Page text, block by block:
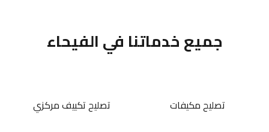
جميع خدماتنا في الفيحاء
تصليح مكيفات تصليح تكييف مركزي